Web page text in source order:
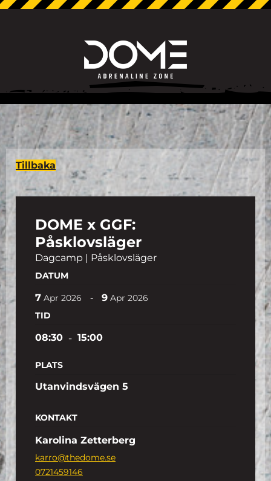
Tillbaka
DOME x GGF:
Påsklovsläger
Dagcamp | Påsklovsläger
DATUM
7 Apr 2026 - 9 Apr 2026
TID
08:30 - 15:00
PLATS
Utanvindsvägen 5
KONTAKT
Karolina Zetterberg
karro@thedome.se
0721459146